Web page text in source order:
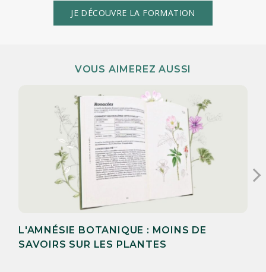
JE DÉCOUVRE LA FORMATION
VOUS AIMEREZ AUSSI
L'AMNÉSIE BOTANIQUE : MOINS DE
SAVOIRS SUR LES PLANTES